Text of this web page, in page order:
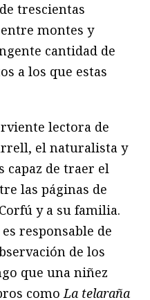
trescientas
montes y
cantidad de
a los que estas
lectora de
el naturalista y
capaz de traer el
las páginas de
y a su familia.
responsable de
de los
que una niñez
comoLa telaraña